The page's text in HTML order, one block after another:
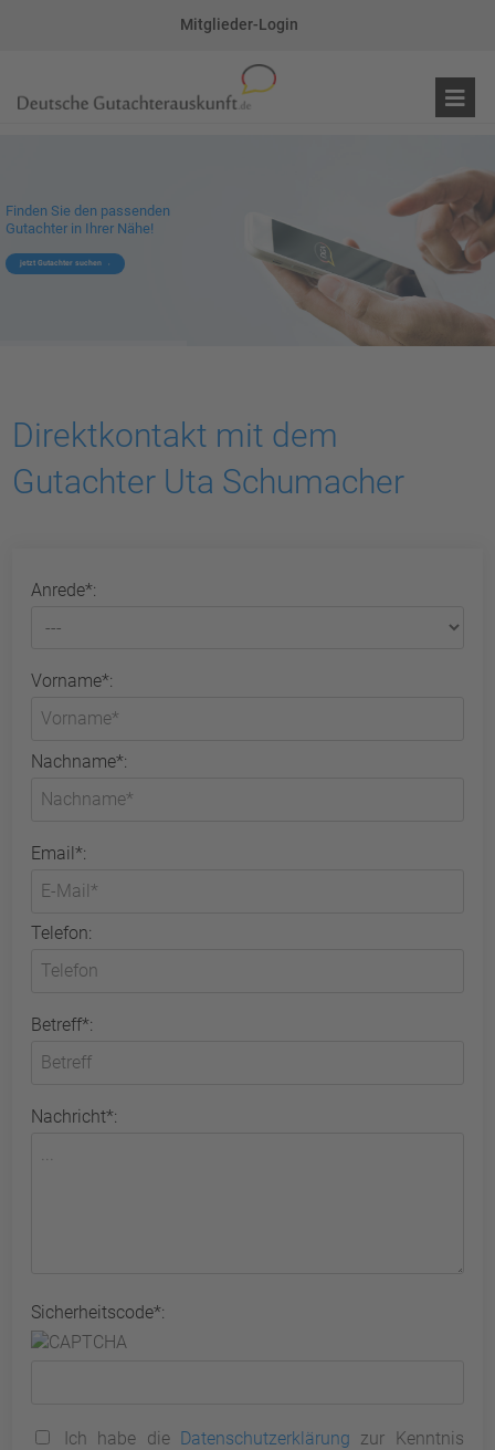
Mitglieder-Login
Finden Sie den passenden
Gutachter in Ihrer Nähe!
jetzt Gutachter suchen
Direktkontakt mit dem
Gutachter Uta Schumacher
Anrede*:
Vorname*:
Nachname*:
Email*:
Telefon:
Betreff*:
Nachricht*:
Sicherheitscode*:
Ich habe die Datenschutzerklärung zur Kenntnis